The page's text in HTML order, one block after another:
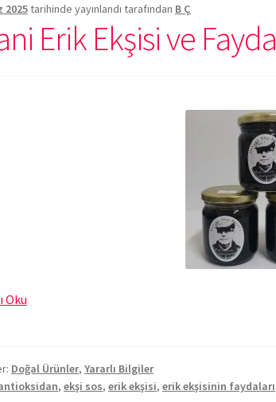
2025tarihinde yayınlandı tarafından B Ç
Erik Ekşisi ve
Oku
Faydaları
Doğal Ürünler,Yararlı Bilgiler
,ekşi sos,erik ekşisi,erik ekşisinin faydaları